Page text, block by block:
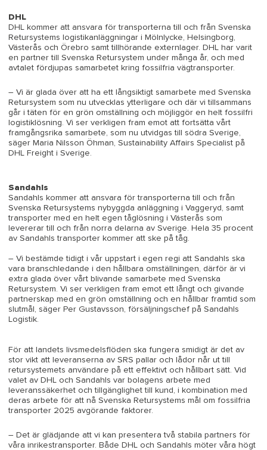
DHL
DHL kommer att ansvara för transporterna till och från Svenska
Retursystems logistikanläggningar i Mölnlycke, Helsingborg,
Västerås och Örebro samt tillhörande externlager. DHL har varit
en partner till Svenska Retursystem under många år, och med
avtalet fördjupas samarbetet kring fossilfria vägtransporter.
– Vi är glada över att ha ett långsiktigt samarbete med Svenska
Retursystem som nu utvecklas ytterligare och där vi tillsammans
går i täten för en grön omställning och möjliggör en helt fossilfri
logistiklösning. Vi ser verkligen fram emot att fortsätta vårt
framgångsrika samarbete, som nu utvidgas till södra Sverige,
säger Maria Nilsson Öhman, Sustainability Affairs Specialist på
DHL Freight i Sverige.
Sandahls
Sandahls kommer att ansvara för transporterna till och från
Svenska Retursystems nybyggda anläggning i Vaggeryd, samt
transporter med en helt egen tåglösning i Västerås som
levererar till och från norra delarna av Sverige. Hela 35 procent
av Sandahls transporter kommer att ske på tåg.
– Vi bestämde tidigt i vår uppstart i egen regi att Sandahls ska
vara branschledande i den hållbara omställningen, därför är vi
extra glada över vårt blivande samarbete med Svenska
Retursystem. Vi ser verkligen fram emot ett långt och givande
partnerskap med en grön omställning och en hållbar framtid som
slutmål, säger Per Gustavsson, försäljningschef på Sandahls
Logistik.
För att landets livsmedelsflöden ska fungera smidigt är det av
stor vikt att leveranserna av SRS pallar och lådor når ut till
retursystemets användare på ett effektivt och hållbart sätt. Vid
valet av DHL och Sandahls var bolagens arbete med
leveranssäkerhet och tillgänglighet till kund, i kombination med
deras arbete för att nå Svenska Retursystems mål om fossilfria
transporter 2025 avgörande faktorer.
– Det är glädjande att vi kan presentera två stabila partners för
våra inrikestransporter. Både DHL och Sandahls möter våra högt